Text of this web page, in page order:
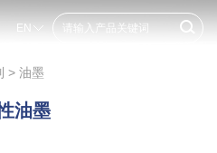
EN
> 油墨
油墨